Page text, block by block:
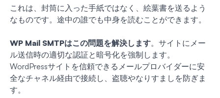
これは、封筒に入った手紙ではなく、絵葉書を送るよう
なものです。途中の誰でも中身を読むことができます。
WP Mail SMTPはこの問題を解決します。サイトにメー
ル送信時の適切な認証と暗号化を強制します。
WordPressサイトを信頼できるメールプロバイダーに安
全なチャネル経由で接続し、盗聴やなりすましを防ぎま
す。